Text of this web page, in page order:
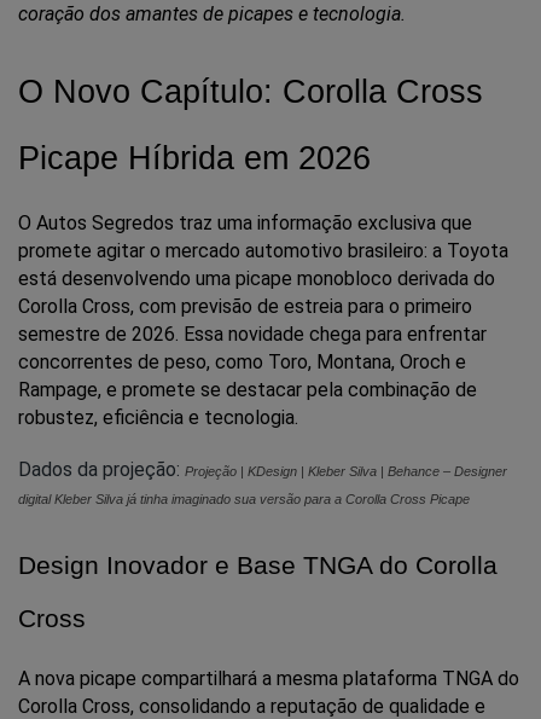
coração dos amantes de picapes e tecnologia.
O Novo Capítulo: Corolla Cross
Picape Híbrida em 2026
O Autos Segredos traz uma informação exclusiva que
promete agitar o mercado automotivo brasileiro: a Toyota
está desenvolvendo uma picape monobloco derivada do
Corolla Cross, com previsão de estreia para o primeiro
semestre de 2026. Essa novidade chega para enfrentar
concorrentes de peso, como Toro, Montana, Oroch e
Rampage, e promete se destacar pela combinação de
robustez, eficiência e tecnologia.
Dados da projeção: Projeção | KDesign | Kleber Silva | Behance – Designer
digital Kleber Silva já tinha imaginado sua versão para a Corolla Cross Picape
Design Inovador e Base TNGA do Corolla
Cross
A nova picape compartilhará a mesma plataforma TNGA do
Corolla Cross, consolidando a reputação de qualidade e